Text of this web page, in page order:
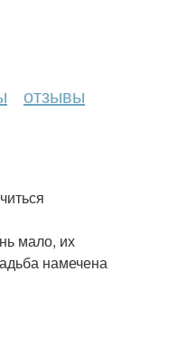
отзывы
мало, их
намечена